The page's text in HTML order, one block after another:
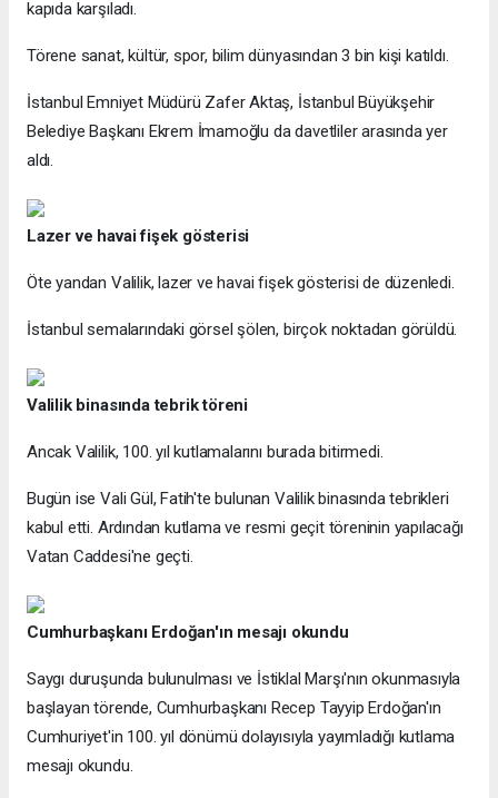
kapıda karşıladı.
Törene sanat, kültür, spor, bilim dünyasından 3 bin kişi katıldı.
İstanbul Emniyet Müdürü Zafer Aktaş, İstanbul Büyükşehir
Belediye Başkanı Ekrem İmamoğlu da davetliler arasında yer
aldı.
Lazer ve havai fişek gösterisi
Öte yandan Valilik, lazer ve havai fişek gösterisi de düzenledi.
İstanbul semalarındaki görsel şölen, birçok noktadan görüldü.
Valilik binasında tebrik töreni
Ancak Valilik, 100. yıl kutlamalarını burada bitirmedi.
Bugün ise Vali Gül, Fatih'te bulunan Valilik binasında tebrikleri
kabul etti. Ardından kutlama ve resmi geçit töreninin yapılacağı
Vatan Caddesi'ne geçti.
Cumhurbaşkanı Erdoğan'ın mesajı okundu
Saygı duruşunda bulunulması ve İstiklal Marşı'nın okunmasıyla
başlayan törende, Cumhurbaşkanı Recep Tayyip Erdoğan'ın
Cumhuriyet'in 100. yıl dönümü dolayısıyla yayımladığı kutlama
mesajı okundu.